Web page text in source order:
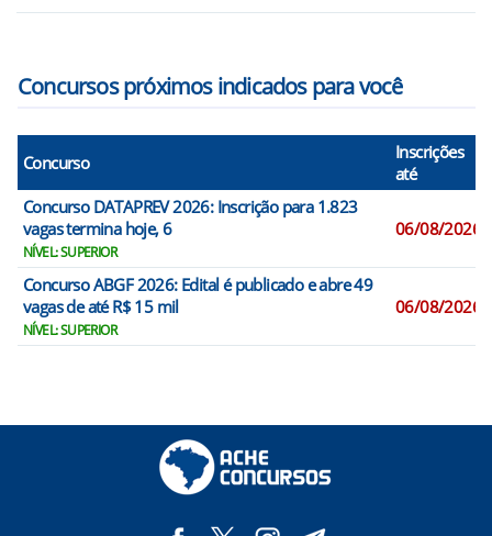
Concursos próximos indicados para você
Concurso
Inscrições
até
Concurso DATAPREV 2026: Inscrição para 1.823
vagas termina hoje, 6
NÍVEL: SUPERIOR
06/08/2026
Concurso ABGF 2026: Edital é publicado e abre 49
vagas de até R$ 15 mil
NÍVEL: SUPERIOR
06/08/2026